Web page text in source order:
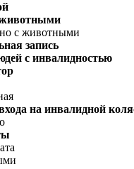
с животными
запись
с инвалидностью
на инвалидной